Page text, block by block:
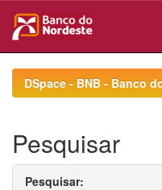
navigationDSpace - BNB - Banco
Pesquisar
Pesquisar: